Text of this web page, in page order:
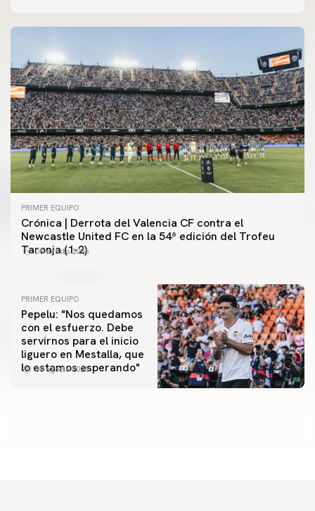
PRIMER EQUIPO
Crónica | Derrota del Valencia CF contra el
Newcastle United FC en la 54ª edición del Trofeu
Taronja (1-2)
08 agosto 2026
PRIMER EQUIPO
Pepelu: "Nos quedamos
con el esfuerzo. Debe
servirnos para el inicio
liguero en Mestalla, que
lo estamos esperando"
08 agosto 2026
PRIMER EQUIPO
Las fotos del Valencia CF-Newcastle United FC
PRIMER EQUIPO
MESTALLA 📍